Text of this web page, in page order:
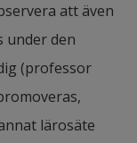
att även
under den
(professor
lärosäte